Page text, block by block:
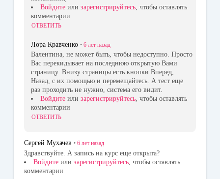
Войдите или зарегистрируйтесь , чтобы оставлять
комментарии
ОТВЕТИТЬ
Лора Кравченко • 6 лет назад
Валентина, не может быть, чтобы недоступно. Просто
Вас перекидывает на последнюю открытую Вами
страницу. Внизу страницы есть кнопки Вперед,
Назад, с их помощью и перемещайтесь. А тест еще
раз проходить не нужно, система его видит.
Войдите или зарегистрируйтесь, чтобы оставлять
комментарии
ОТВЕТИТЬ
Сергей Мухачев • 6 лет назад
Здравствуйте. А запись на курс еще открыта?
Войдите или зарегистрируйтесь , чтобы оставлять
комментарии